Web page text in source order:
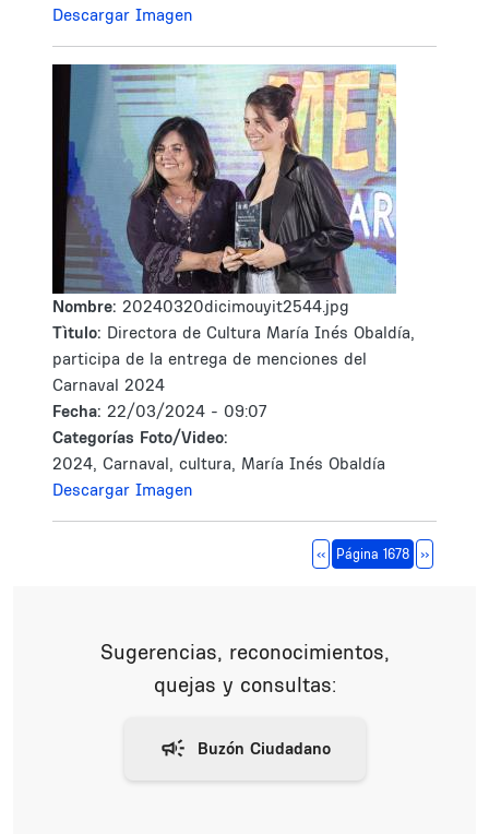
Descargar Imagen
Nombre: 20240320dicimouyit2544.jpg
Tìtulo: Directora de Cultura María Inés Obaldía,
participa de la entrega de menciones del
Carnaval 2024
Fecha: 22/03/2024 - 09:07
Categorías Foto/Video:
2024, Carnaval, cultura, María Inés Obaldía
Descargar Imagen
Página anterior
‹‹ Página 1678 Siguiente
››
Sugerencias, reconocimientos,
quejas y consultas: